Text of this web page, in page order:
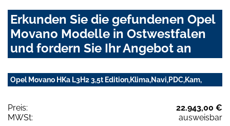
Erkunden Sie die gefundenen Opel
Movano Modelle in Ostwestfalen
und fordern Sie Ihr Angebot an
Opel Movano HKa L3H2 3,5t Edition,Klima,Navi,PDC,Kam,
Preis:
22.943,00 €
MWSt:
ausweisbar